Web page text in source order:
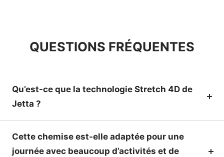
QUESTIONS FRÉQUENTES
Qu’est-ce que la technologie Stretch 4D de
Jetta ?
Cette chemise est-elle adaptée pour une
journée avec beaucoup d’activités et de